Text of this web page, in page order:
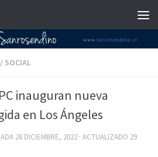
/ SOCIAL
inauguran nueva
en Los Ángeles
28 DICIEMBRE, 2022 · ACTUALIZADO 29